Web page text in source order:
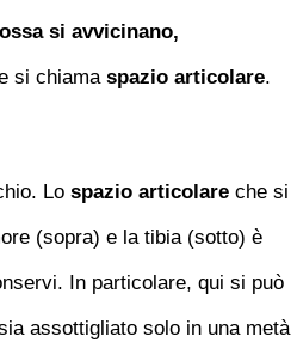
si avvicinano,
si chiamaspazio articolare.
Lospazio articolare che si
(sopra) e la tibia (sotto) è
In particolare, qui si può
assottigliato solo in una metà